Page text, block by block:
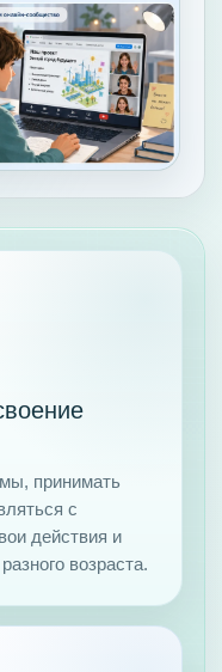
принимать
с
действия и
возраста.